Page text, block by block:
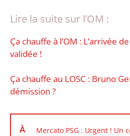
Lire la suite sur l’OM :
Ça chauffe à l’OM : L’arrivée
validée !
Ça chauffe au LOSC : Bruno
démission ?
À Mercato PSG : Urgent ! Un